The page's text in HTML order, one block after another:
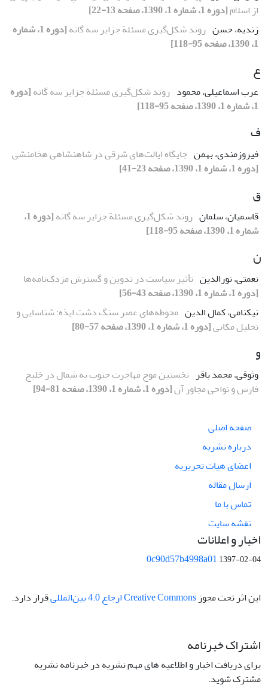
از اسلام[دوره 1، شماره 1، 1390، صفحه 13-22]
زندیه، حسن روند شکل‌گیری مسئلة جزایر سه گانه
[دوره 1، شماره
1، 1390، صفحه 95-118]
ع
عرب اسماعیلی، محمود روند شکل‌گیری مسئلة جزایر سه گانه[دوره
1، شماره 1، 1390، صفحه 95-118]
ف
فیروزمندی، بهمن جایگاه ایالت‌‌‌‌‌‌‌‌‌‌‌‌‌‌‌‌‌های شرقی در شاهنشاهی هخامنشی
[دوره 1، شماره 1، 1390، صفحه 23-41]
ق
قاسمیان، سلمان روند شکل‌گیری مسئلة جزایر سه گانه
[دوره 1،
شماره 1، 1390، صفحه 95-118]
ن
نعمتی، نورالدین تأثیر سیاست در تدوین و گسترش مزدک‌نامه‌ها
[دوره 1، شماره 1، 1390، صفحه 43-56]
نیکنامی، کمال الدین محوطه‌های عصر سنگ دشت ایذه: شناسایی و
تحلیل مکانی[دوره 1، شماره 1، 1390، صفحه 57-80]
و
وثوقی، محمد باقر نخستین موج مهاجرت جنوب به شمال در خلیج
فارس و نواحی مجاور آن[دوره 1، شماره 1، 1390، صفحه 81-94]
صفحه اصلی
درباره نشریه
اعضای هیات تحریریه
ارسال مقاله
تماس با ما
نقشه سایت
اخبار و اعلانات
0c90d57b4998a011397-02-04
این اثر تحت مجوز Creative Commons ارجاع 4.0 بین‌المللی قرار دارد.
اشتراک خبرنامه
برای دریافت اخبار و اطلاعیه های مهم نشریه در خبرنامه نشریه
مشترک شوید.